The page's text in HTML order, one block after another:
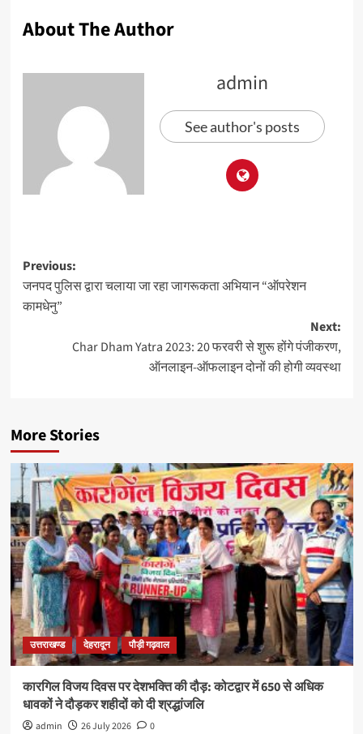
About The Author
admin
See author's posts
Previous:
जनपद पुलिस द्वारा चलाया जा रहा जागरूकता अभियान “ऑपरेशन
कामधेनु”
Next:
Char Dham Yatra 2023: 20 फरवरी से शुरू होंगे पंजीकरण,
ऑनलाइन-ऑफलाइन दोनों की होगी व्यवस्था
More Stories
उत्तराखण्ड देहरादून पौड़ी गढ़वाल
कारगिल विजय दिवस पर देशभक्ति की दौड़: कोटद्वार में 650 से अधिक
धावकों ने दौड़कर शहीदों को दी श्रद्धांजलि
admin 26 July 2026 0